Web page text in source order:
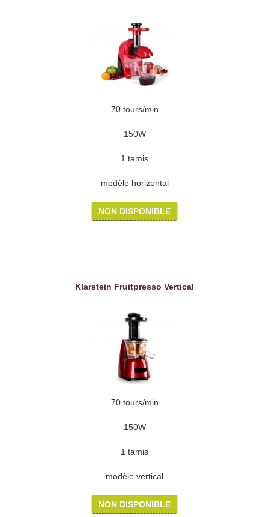
70 tours/min
150W
1 tamis
modèle horizontal
NON DISPONIBLE
Klarstein Fruitpresso Vertical
70 tours/min
150W
1 tamis
modèle vertical
NON DISPONIBLE